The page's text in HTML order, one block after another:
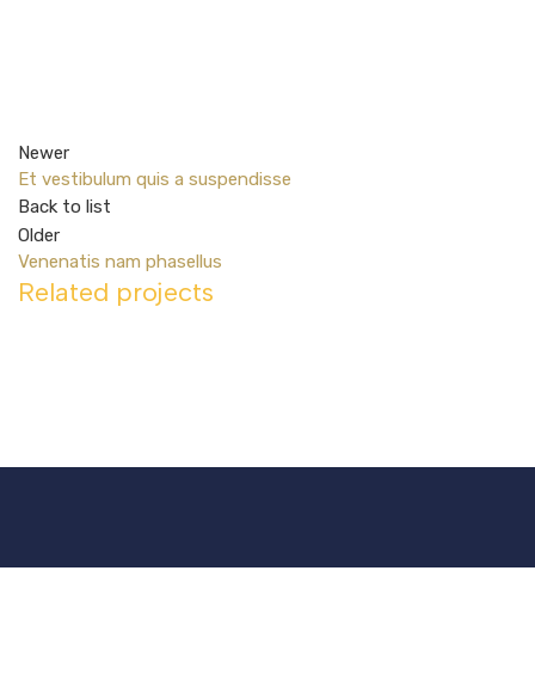
Newer
Et vestibulum quis a suspendisse
Back to list
Older
Venenatis nam phasellus
Related projects